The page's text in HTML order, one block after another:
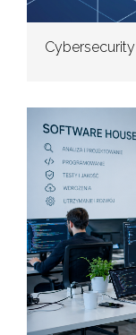
Cybersecurity